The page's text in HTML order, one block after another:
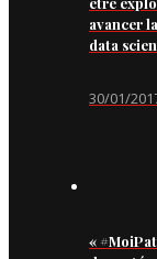
avancer
data
30/01/
«